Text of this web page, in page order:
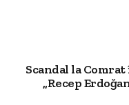
Scandal la
„Recep